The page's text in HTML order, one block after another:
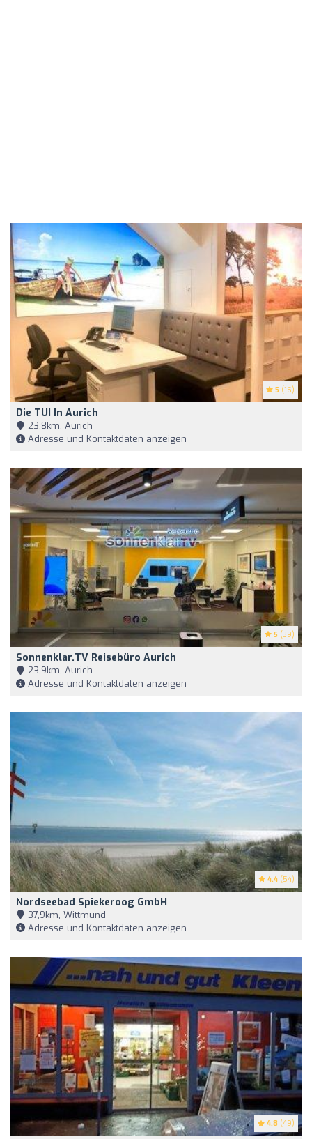
5 (16)
Die TUI In Aurich
23,8km, Aurich
Adresse und Kontaktdaten anzeigen
5 (39)
Sonnenklar.TV Reisebüro Aurich
23,9km, Aurich
Adresse und Kontaktdaten anzeigen
4.4 (54)
Nordseebad Spiekeroog GmbH
37,9km, Wittmund
Adresse und Kontaktdaten anzeigen
4.8 (49)